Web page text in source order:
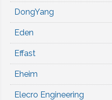
DongYang
Eden
Effast
Eheim
Elecro Engineering